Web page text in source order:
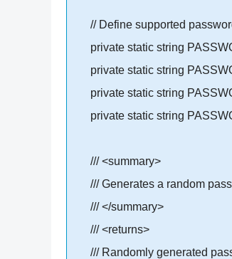
// Define supported
private static string
private static string
private static string
private static string
/// <summary>
/// Generates a random
/// </summary>
/// <returns>
/// Randomly generated